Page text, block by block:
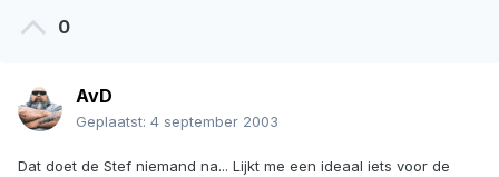
0
AvD
Geplaatst: 4 september 2003
Dat doet de Stef niemand na... Lijkt me een ideaal iets voor de